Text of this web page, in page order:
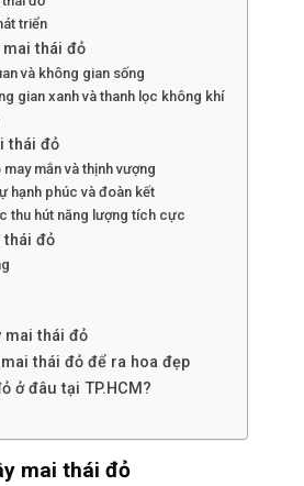
triển
mai thái đỏ
và không gian sống
gian xanh và thanh lọc không khí
thái đỏ
mắn và thịnh vượng
hạnh phúc và đoàn kết
thu hút năng lượng tích cực
thái đỏ
mai thái đỏ
thái đỏ để ra hoa đẹp
ở đâu tại TP.HCM?
mai thái đỏ